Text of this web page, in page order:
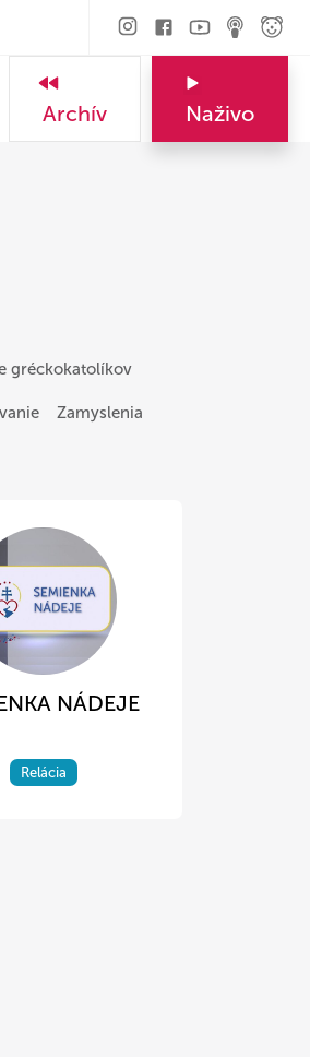
Archív Naživo
gréckokatolíkov
Zamyslenia
NÁDEJE
Relácia